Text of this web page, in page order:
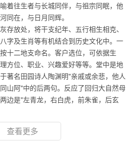
着往生者与长城同伴，与祖宗同眠，他
同在，与日月同辉。
存放处，将干支纪年、五行相生相克、
字及生肖等有机结合到历史文化中。一
十二地支命名。客户选位，可依据生
方位、职业、兴趣爱好等等。堂中是地
著名田园诗人陶渊明"亲戚或余悲，他人
山阿"中的后两句。反应了回归大自然母
边是"左青龙，右白虎，前朱雀，后玄
查看更多